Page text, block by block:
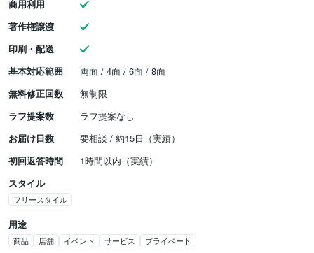
商用利用
著作権譲渡
印刷・配送
基本対応範囲
両面 / 4面 / 6面 / 8面
無料修正回数
無制限
ラフ提案数
ラフ提案なし
お届け日数
要相談 / 約15日（実績）
初回返答時間
1時間以内（実績）
スタイル
フリースタイル
用途
商品 店舗 イベント サービス プライベート